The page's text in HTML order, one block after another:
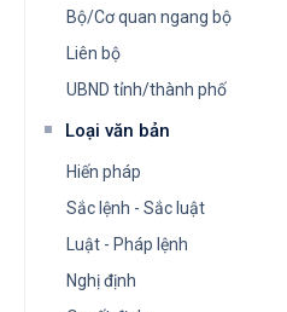
Bộ/Cơ quan ngang bộ
Liên bộ
UBND tỉnh/thành phố
Loại văn bản
Hiến pháp
Sắc lệnh - Sắc luật
Luật - Pháp lệnh
Nghị định